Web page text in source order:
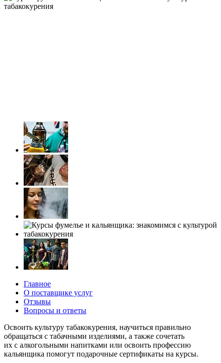
Главное
О поставщике услуг
Отзывы
Вопросы и ответы
Освоить культуру табакокурения, научиться правильно
обращаться с табачными изделиями, а также сочетать
их с алкогольными напитками или освоить профессию
кальянщика помогут подарочные сертификаты на курсы.